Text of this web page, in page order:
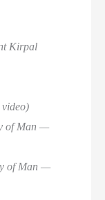
Kirpal
of Man —
of Man —